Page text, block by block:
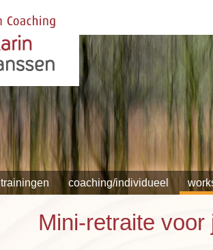
trainingen coaching/individueel
Mini-retraite voor